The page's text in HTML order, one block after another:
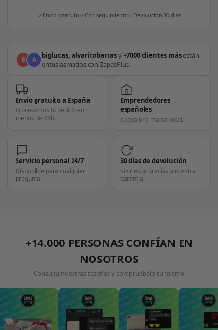
Envío gratuito Con seguimiento Devolución 30 días
B A biglucas, alvaritobarrasy+7000 clientes más están
entusiasmados con ZapasPlus.
Envío gratuito a España
Procesamos tu pedido en
menos de 48h.
Emprendedores
españoles
Apoya una marca local.
Servicio personal 24/7
Disponible para cualquier
pregunta.
30 días de devolución
Sin riesgo gracias a nuestra
garantía.
+14.000 PERSONAS CONFÍAN EN
NOSOTROS
"Consulta nuestras reseñas y compruébalo tú mismo"